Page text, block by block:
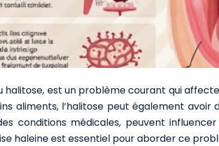
halitose, est un problème courant qui
aliments, l’halitose peut également avoir
conditions médicales, peuvent
haleine est essentiel pour aborder ce